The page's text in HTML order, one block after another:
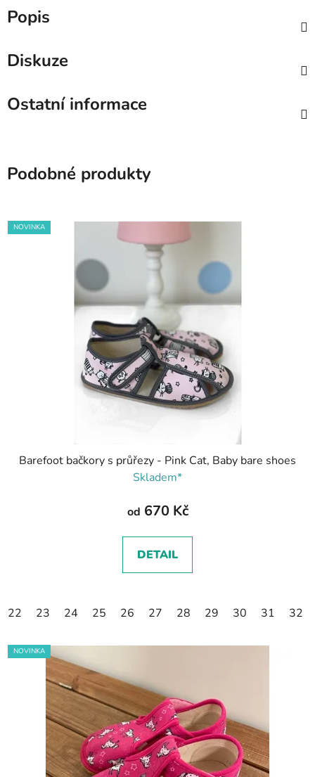
Popis
Diskuze
Ostatní informace
Podobné produkty
NOVINKA
Barefoot bačkory s průřezy - Pink Cat, Baby bare shoes
Skladem*
od 670 Kč
DETAIL
22 23 24 25 26 27 28 29 30 31 32
NOVINKA